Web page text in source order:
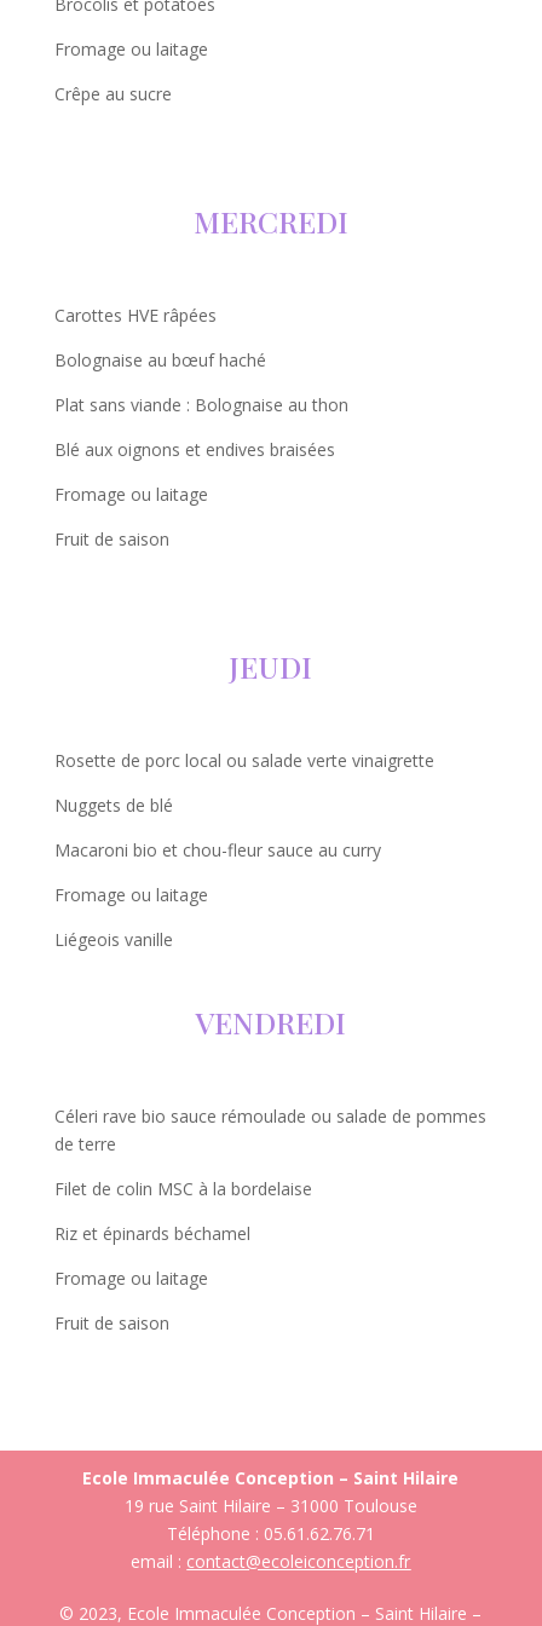
Fromage ou laitage
Crêpe au sucre
MERCREDI
Carottes HVE râpées
Bolognaise au bœuf haché
Plat sans viande : Bolognaise au thon
Blé aux oignons et endives braisées
Fromage ou laitage
Fruit de saison
JEUDI
Rosette de porc local ou salade verte vinaigrette
Nuggets de blé
Macaroni bio et chou-fleur sauce au curry
Fromage ou laitage
Liégeois vanille
VENDREDI
Céleri rave bio sauce rémoulade ou salade de pommes
de terre
Filet de colin MSC à la bordelaise
Riz et épinards béchamel
Fromage ou laitage
Fruit de saison
Ecole Immaculée Conception – Saint Hilaire
19 rue Saint Hilaire – 31000 Toulouse
Téléphone : 05.61.62.76.71
email : contact@ecoleiconception.fr
© 2023, Ecole Immaculée Conception – Saint Hilaire –